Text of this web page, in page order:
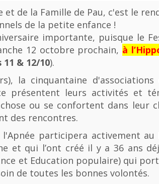
et de la Famille de Pau, c'est le
de la petite enfance !
importante, puisque le
12 octobre prochain, à
& 12/10).
la cinquantaine
présentent leurs activités et
ou se confortent dans leur
des rencontres.
participera activement
et qui l’ont créé il y a 36 ans
et Education populaire) qui
de toutes les bonnes volontés.